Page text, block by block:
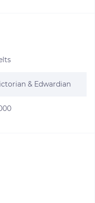
& Edwardian